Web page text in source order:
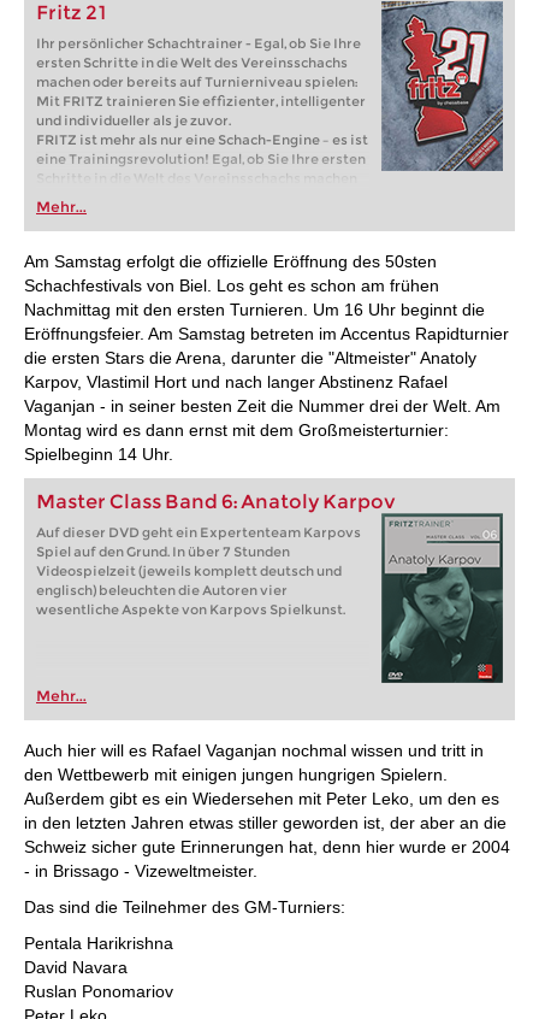
Fritz 21
Ihr persönlicher Schachtrainer - Egal, ob Sie Ihre
ersten Schritte in die Welt des Vereinsschachs
machen oder bereits auf Turnierniveau spielen:
Mit FRITZ trainieren Sie effizienter, intelligenter
und individueller als je zuvor.
FRITZ ist mehr als nur eine Schach-Engine – es ist
eine Trainingsrevolution! Egal, ob Sie Ihre ersten
Schritte in die Welt des Vereinsschachs machen
oder bereits auf Turnierniveau spielen: Mit
FRITZ trainieren Sie effizienter, intelligenter und
individueller als je zuvor.
Mehr...
Am Samstag erfolgt die offizielle Eröffnung des 50sten
Schachfestivals von Biel. Los geht es schon am frühen
Nachmittag mit den ersten Turnieren. Um 16 Uhr beginnt die
Eröffnungsfeier. Am Samstag betreten im Accentus Rapidturnier
die ersten Stars die Arena, darunter die "Altmeister" Anatoly
Karpov, Vlastimil Hort und nach langer Abstinenz Rafael
Vaganjan - in seiner besten Zeit die Nummer drei der Welt. Am
Montag wird es dann ernst mit dem Großmeisterturnier:
Spielbeginn 14 Uhr.
Master Class Band 6: Anatoly Karpov
Auf dieser DVD geht ein Expertenteam Karpovs
Spiel auf den Grund. In über 7 Stunden
Videospielzeit (jeweils komplett deutsch und
englisch) beleuchten die Autoren vier
wesentliche Aspekte von Karpovs Spielkunst.
Mehr...
Auch hier will es Rafael Vaganjan nochmal wissen und tritt in
den Wettbewerb mit einigen jungen hungrigen Spielern.
Außerdem gibt es ein Wiedersehen mit Peter Leko, um den es
in den letzten Jahren etwas stiller geworden ist, der aber an die
Schweiz sicher gute Erinnerungen hat, denn hier wurde er 2004
- in Brissago - Vizeweltmeister.
Das sind die Teilnehmer des GM-Turniers:
Pentala Harikrishna
David Navara
Ruslan Ponomariov